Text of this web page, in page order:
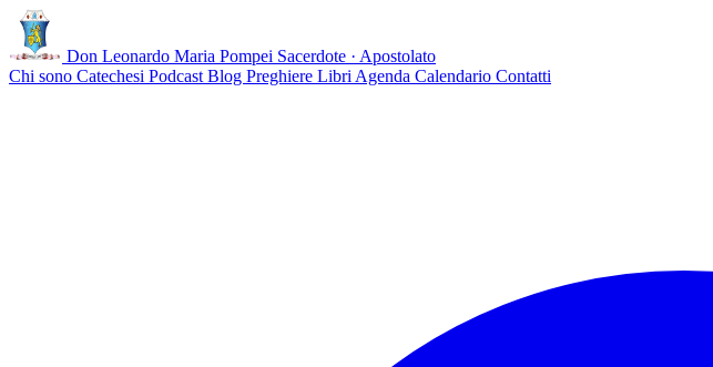
Don Leonardo Maria Pompei Sacerdote · Apostolato
Chi sono Catechesi Podcast Blog Preghiere Libri Agenda Calendario Contatti